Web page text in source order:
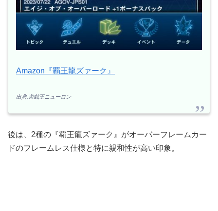
Amazon『覇王龍ズァーク』
出典:遊戯王ニューロン
後は、2種の『覇王龍ズァーク』がオーバーフレームカー
ドのフレームレス仕様と特に親和性が高い印象。